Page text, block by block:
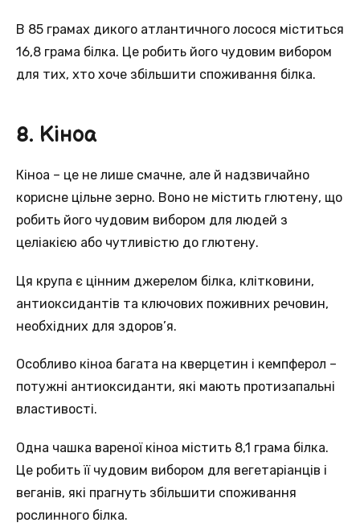
В 85 грамах дикого атлантичного лосося міститься
16,8 грама білка. Це робить його чудовим вибором
для тих, хто хоче збільшити споживання білка.
8. Кіноа
Кіноа – це не лише смачне, але й надзвичайно
корисне цільне зерно. Воно не містить глютену, що
робить його чудовим вибором для людей з
целіакією або чутливістю до глютену.
Ця крупа є цінним джерелом білка, клітковини,
антиоксидантів та ключових поживних речовин,
необхідних для здоров’я.
Особливо кіноа багата на кверцетин і кемпферол –
потужні антиоксиданти, які мають протизапальні
властивості.
Одна чашка вареної кіноа містить 8,1 грама білка.
Це робить її чудовим вибором для вегетаріанців і
веганів, які прагнуть збільшити споживання
рослинного білка.